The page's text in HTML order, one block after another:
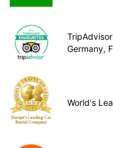
Germany,
World's